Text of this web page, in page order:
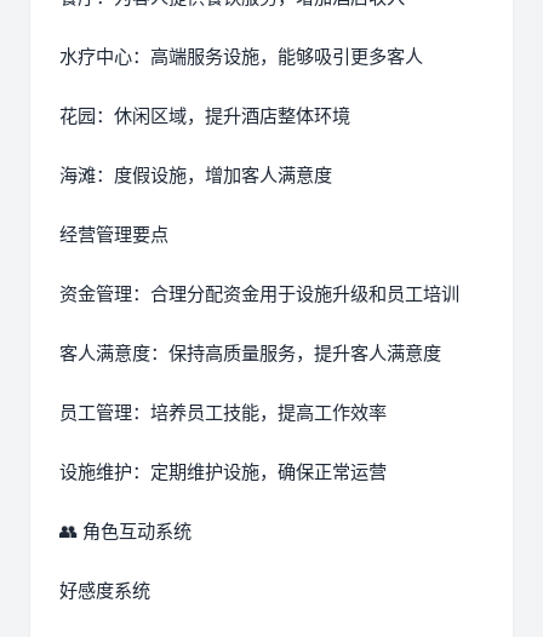
水疗中心：高端服务设施，能够吸引更多客人
花园：休闲区域，提升酒店整体环境
海滩：度假设施，增加客人满意度
经营管理要点
资金管理：合理分配资金用于设施升级和员工培训
客人满意度：保持高质量服务，提升客人满意度
员工管理：培养员工技能，提高工作效率
设施维护：定期维护设施，确保正常运营
👥 角色互动系统
好感度系统